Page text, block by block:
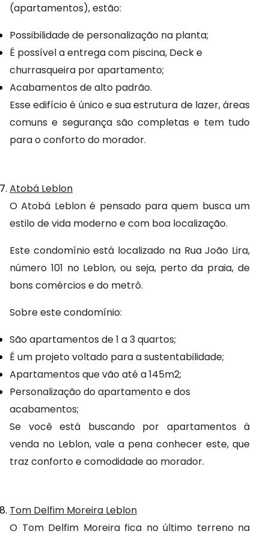
(apartamentos), estão:
Possibilidade de personalização na planta;
É possível a entrega com piscina, Deck e
churrasqueira por apartamento;
Acabamentos de alto padrão.
Esse edifício é único e sua estrutura de lazer, áreas
comuns e segurança são completas e tem tudo
para o conforto do morador.
Atobá Leblon
O Atobá Leblon é pensado para quem busca um
estilo de vida moderno e com boa localização.
Este condomínio está localizado na Rua João Lira,
número 101 no Leblon, ou seja, perto da praia, de
bons comércios e do metrô.
Sobre este condomínio:
São apartamentos de 1 a 3 quartos;
É um projeto voltado para a sustentabilidade;
Apartamentos que vão até a 145m2;
Personalização do apartamento e dos
acabamentos;
Se você está buscando por apartamentos à
venda no Leblon, vale a pena conhecer este, que
traz conforto e comodidade ao morador.
Tom Delfim Moreira Leblon
O Tom Delfim Moreira fica no último terreno na